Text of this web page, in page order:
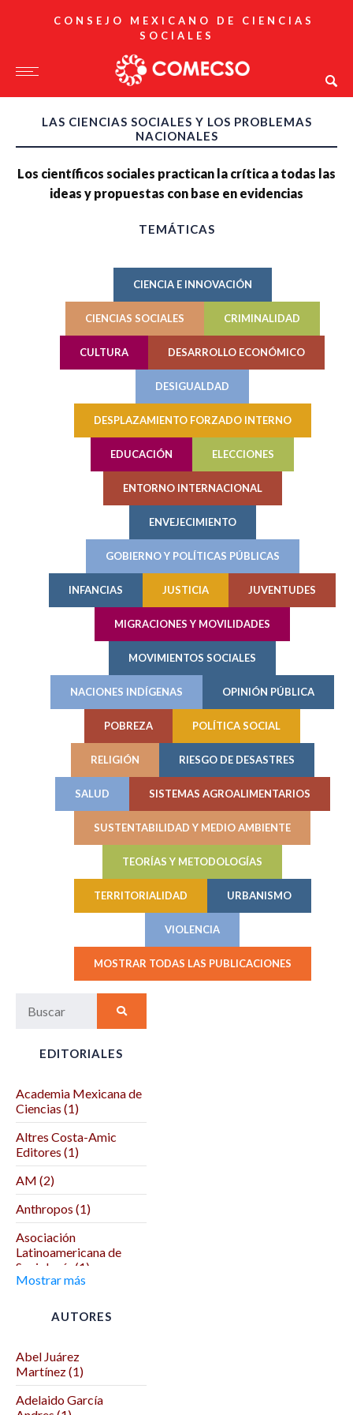
CONSEJO MEXICANO DE CIENCIAS
SOCIALES
LAS CIENCIAS SOCIALES Y LOS PROBLEMAS
NACIONALES
Los científicos sociales practican la crítica a todas las
ideas y propuestas con base en evidencias
TEMÁTICAS
CIENCIA E INNOVACIÓN
CIENCIAS SOCIALES CRIMINALIDAD
CULTURA DESARROLLO ECONÓMICO
DESIGUALDAD
DESPLAZAMIENTO FORZADO INTERNO
EDUCACIÓN ELECCIONES
ENTORNO INTERNACIONAL
ENVEJECIMIENTO
GOBIERNO Y POLÍTICAS PÚBLICAS
INFANCIAS JUSTICIA JUVENTUDES
MIGRACIONES Y MOVILIDADES
MOVIMIENTOS SOCIALES
NACIONES INDÍGENAS OPINIÓN PÚBLICA
POBREZA POLÍTICA SOCIAL
RELIGIÓN RIESGO DE DESASTRES
SALUD SISTEMAS AGROALIMENTARIOS
SUSTENTABILIDAD Y MEDIO AMBIENTE
TEORÍAS Y METODOLOGÍAS
TERRITORIALIDAD URBANISMO
VIOLENCIA
MOSTRAR TODAS LAS PUBLICACIONES
EDITORIALES
Academia Mexicana de
Ciencias (1)
Altres Costa-Amic
Editores (1)
AM (2)
Anthropos (1)
Asociación
Latinoamericana de
Sociología (1)
de Ciencias Políticas (1)
Benemérita Universidad
Autónoma de Puebla (2)
Benemérita y
Mostrar más
AUTORES
Abel Juárez
Martínez (1)
Adelaido García